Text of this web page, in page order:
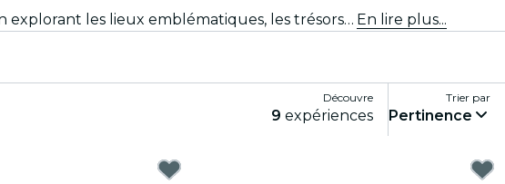
Expérimente Bombay comme jamais auparavant avec des tours de la ville et des forfaits de visite. En explorant les lieux emblématiques, les trésors cachés et les points incontournables locaux de Bombay, tu découvriras les histoires qui donnent vie à la ville. En lire plus...
Découvre
9 expériences
Trier par
Pertinence